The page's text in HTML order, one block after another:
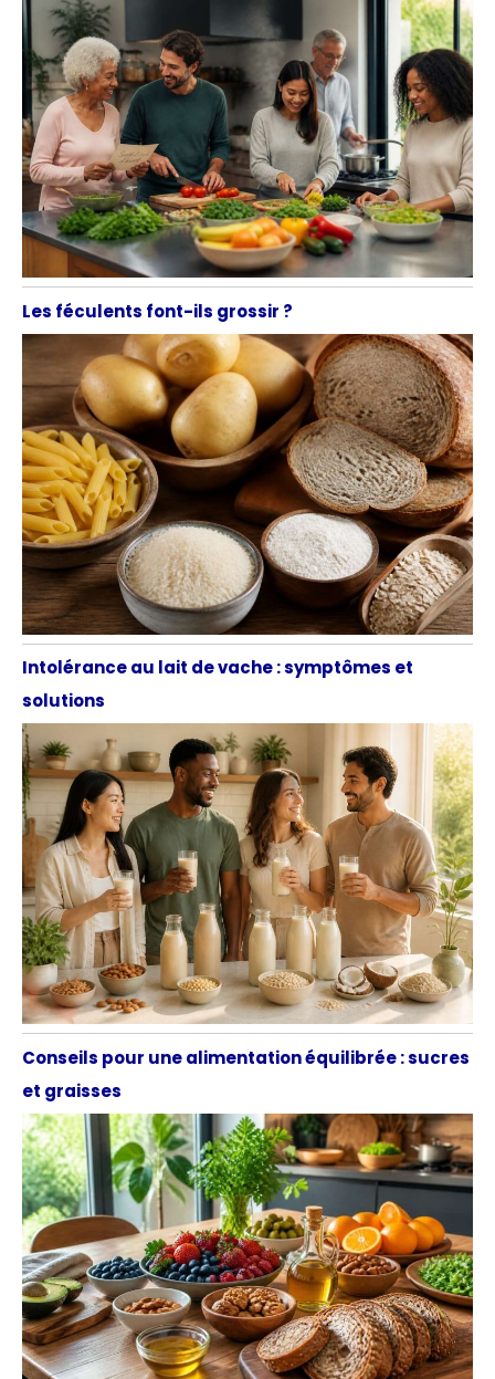
Les féculents font-ils grossir ?
Intolérance au lait de vache : symptômes et
solutions
Conseils pour une alimentation équilibrée : sucres
et graisses